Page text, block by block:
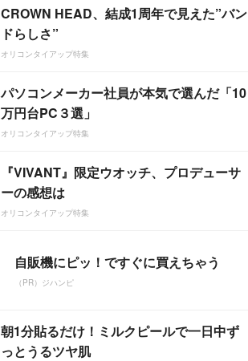
CROWN HEAD、結成1周年で見えた”バン
ドらしさ”
オリコンタイアップ特集
パソコンメーカー社員が本気で選んだ「10
万円台PC３選」
オリコンタイアップ特集
『VIVANT』限定ウオッチ、プロデューサ
ーの感想は
オリコンタイアップ特集
自販機にピッ！ですぐに買えちゃう
（PR）ジハンピ
朝1分貼るだけ！ミルクピールで一日中ず
っとうるツヤ肌